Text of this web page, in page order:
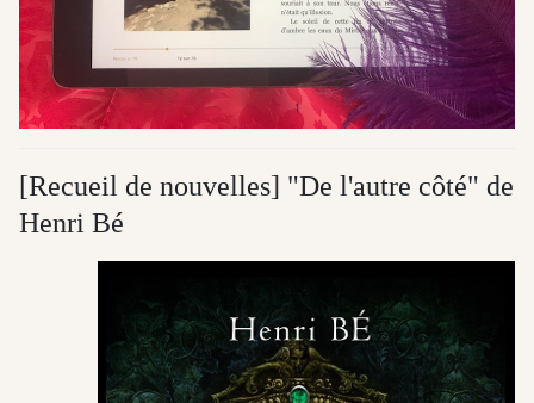
[Recueil de nouvelles] "De l'autre côté" de
Henri Bé